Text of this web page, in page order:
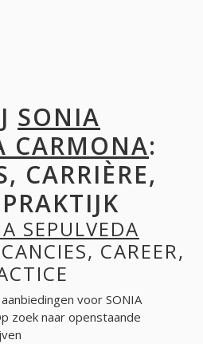
SONIA
CARMONA:
CARRIÈRE,
SEPULVEDA
CAREER,
voor SONIA
zoek naar openstaande